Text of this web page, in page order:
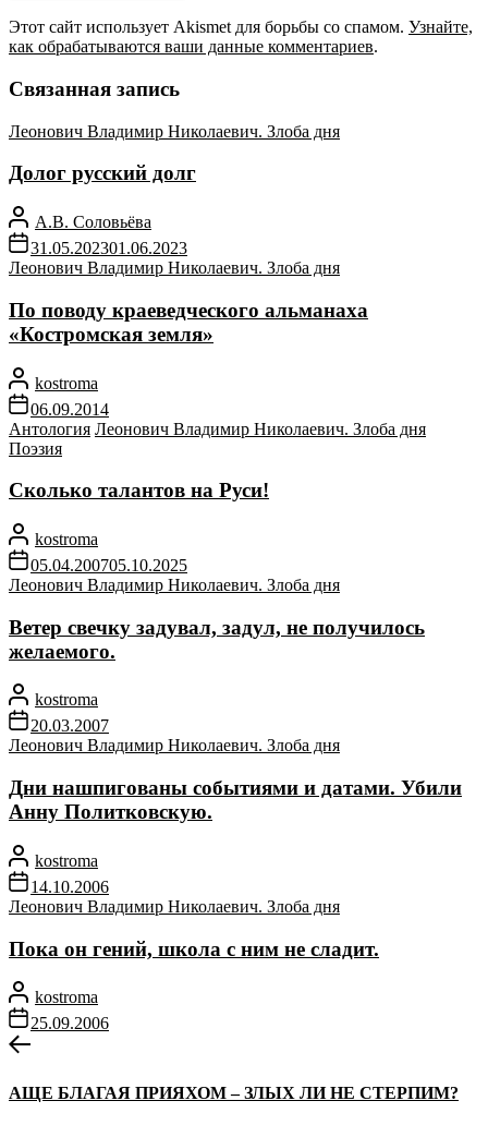
Этот сайт использует Akismet для борьбы со спамом. Узнайте,
как обрабатываются ваши данные комментариев.
Связанная запись
Леонович Владимир Николаевич. Злоба дня
Долог русский долг
А.В. Соловьёва
31.05.202301.06.2023
Леонович Владимир Николаевич. Злоба дня
По поводу краеведческого альманаха
«Костромская земля»
kostroma
06.09.2014
Антология Леонович Владимир Николаевич. Злоба дня
Поэзия
Сколько талантов на Руси!
kostroma
05.04.200705.10.2025
Леонович Владимир Николаевич. Злоба дня
Ветер свечку задувал, задул, не получилось
желаемого.
kostroma
20.03.2007
Леонович Владимир Николаевич. Злоба дня
Дни нашпигованы событиями и датами. Убили
Анну Политковскую.
kostroma
14.10.2006
Леонович Владимир Николаевич. Злоба дня
Пока он гений, школа с ним не сладит.
kostroma
25.09.2006
Навигация
записям
Предыдущая
АЩЕ БЛАГАЯ ПРИЯХОМ – ЗЛЫХ ЛИ НЕ СТЕРПИМ?